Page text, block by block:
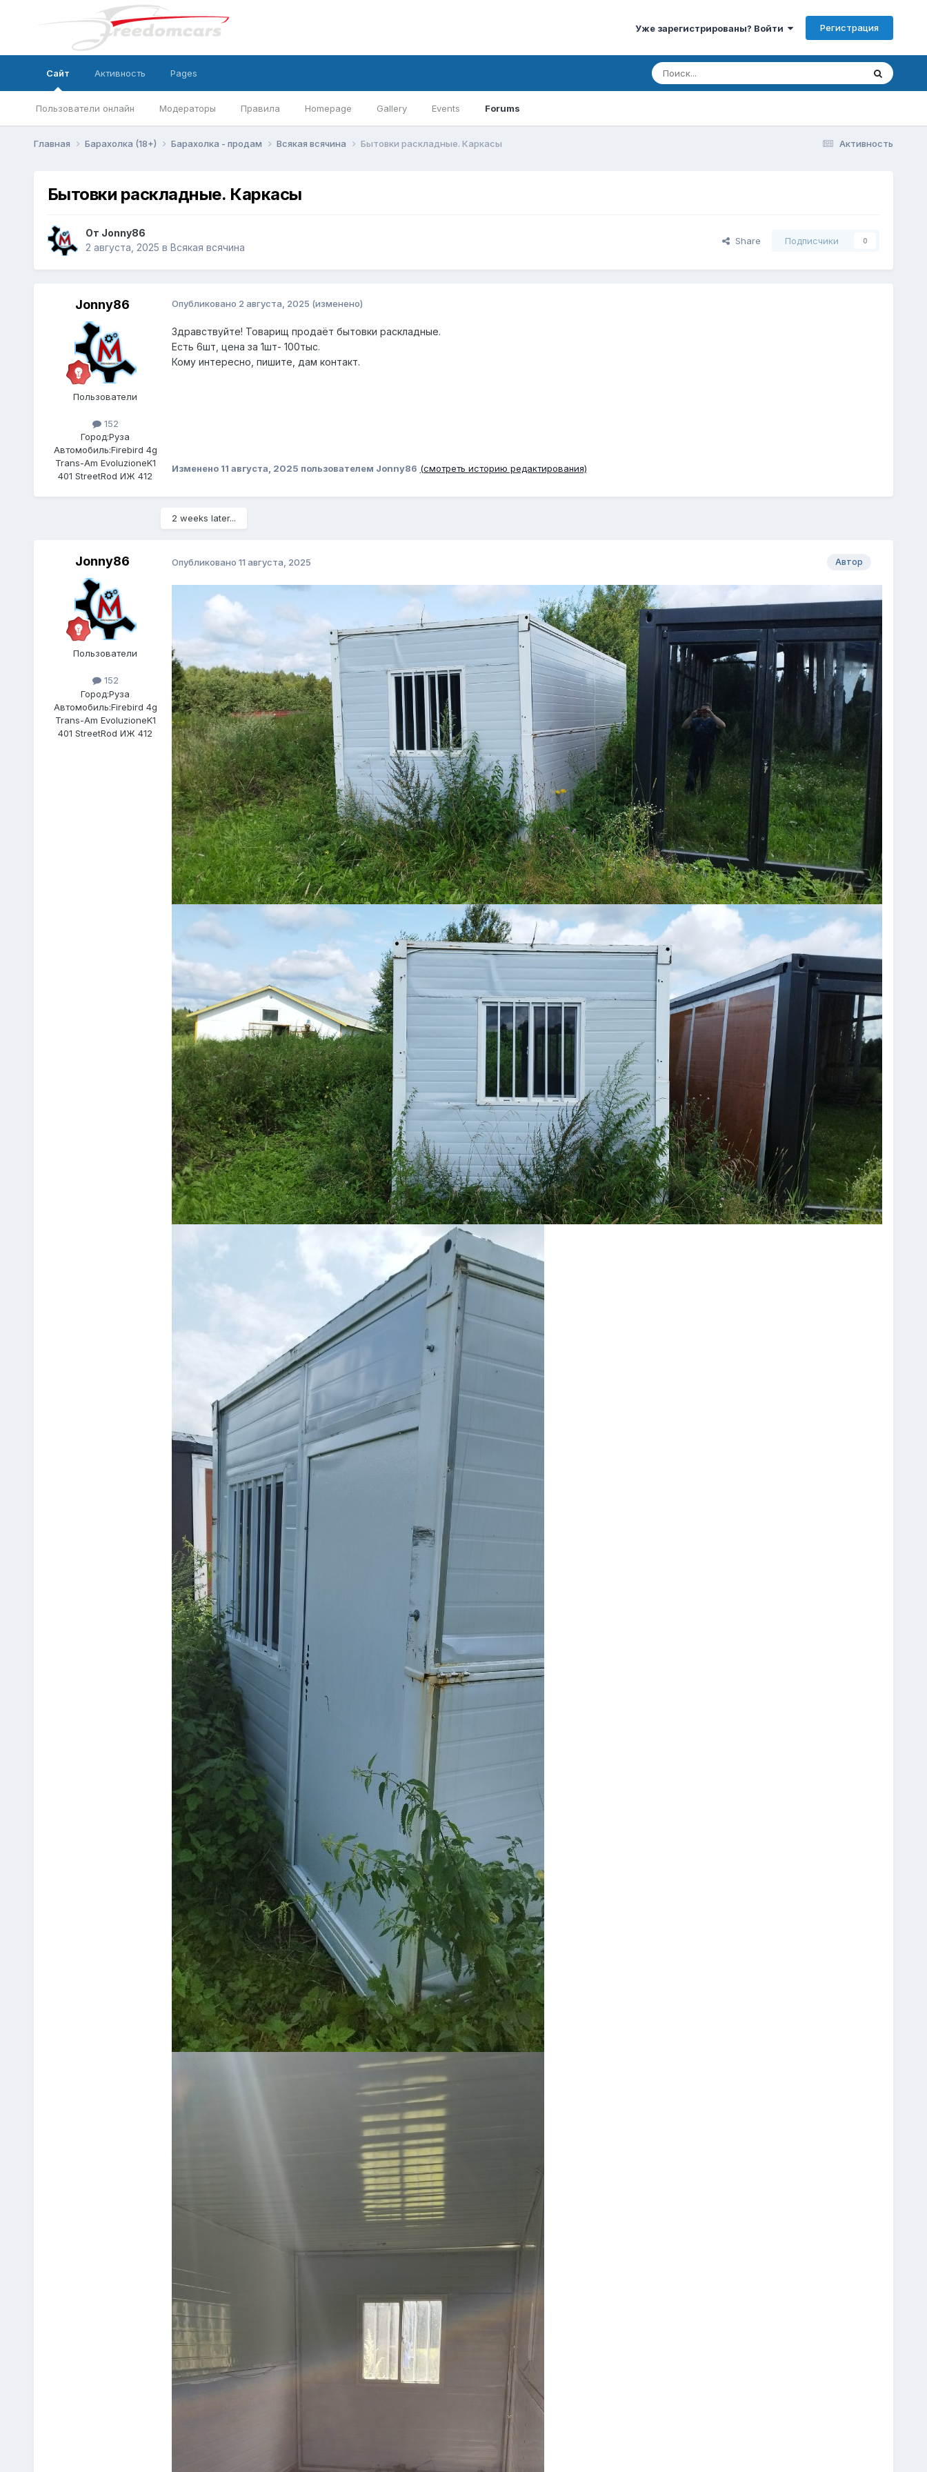
Уже зарегистрированы? Войти Регистрация
Сайт
Пользователи онлайн Модераторы Правила Homepage Gallery Events Forums
Активность Pages
Активность
Главная Барахолка (18+) Барахолка - продам Всякая всячина Бытовки раскладные. Каркасы
Бытовки раскладные. Каркасы
От Jonny86
2 августа, 2025 в Всякая всячина
Share Подписчики 0
Jonny86
Пользователи
152
Город:Руза
Автомобиль:Firebird 4g
Trans-Am EvoluzioneK1
401 StreetRod ИЖ 412
Опубликовано 2 августа, 2025 (изменено)
Здравствуйте! Товарищ продаёт бытовки раскладные.
Есть 6шт, цена за 1шт- 100тыс.
Кому интересно, пишите, дам контакт.
Изменено 11 августа, 2025 пользователем Jonny86 (смотреть историю редактирования)
2 weeks later...
Jonny86
Пользователи
152
Город:Руза
Автомобиль:Firebird 4g
Trans-Am EvoluzioneK1
401 StreetRod ИЖ 412
Автор
Опубликовано 11 августа, 2025